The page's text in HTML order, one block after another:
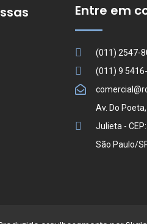
Entre em
(011) 2547-
(011) 9
Av. Do
Julieta -
São Paulo/